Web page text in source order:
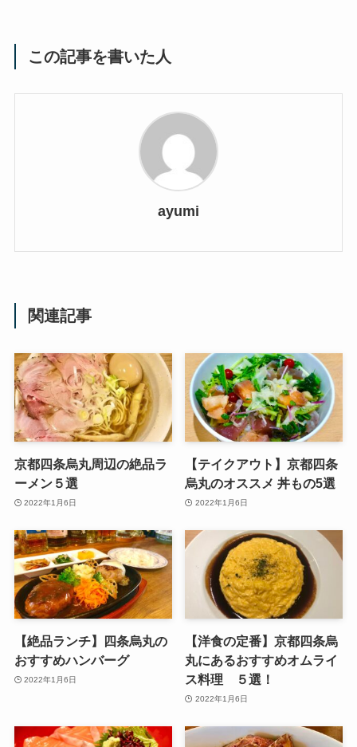
この記事を書いた人
ayumi
関連記事
京都四条烏丸周辺の絶品ラ
ーメン５選
2022年1月6日
【テイクアウト】京都四条
烏丸のオススメ 丼もの5選
2022年1月6日
【絶品ランチ】四条烏丸の
おすすめハンバーグ
2022年1月6日
【洋食の定番】京都四条烏
丸にあるおすすめオムライ
ス料理 ５選！
2022年1月6日